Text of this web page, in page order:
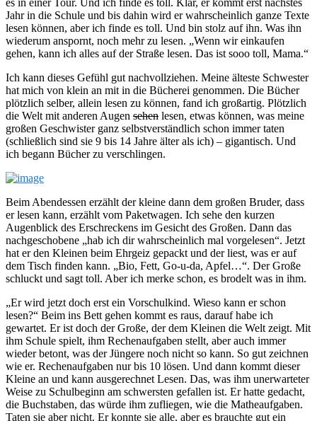
es in einer Tour. Und ich finde es toll. Klar, er kommt erst nächstes
Jahr in die Schule und bis dahin wird er wahrscheinlich ganze Texte
lesen können, aber ich finde es toll. Und bin stolz auf ihn. Was ihn
wiederum anspornt, noch mehr zu lesen. „Wenn wir einkaufen
gehen, kann ich alles auf der Straße lesen. Das ist sooo toll, Mama.“
Ich kann dieses Gefühl gut nachvollziehen. Meine älteste Schwester
hat mich von klein an mit in die Bücherei genommen. Die Bücher
plötzlich selber, allein lesen zu können, fand ich großartig. Plötzlich
die Welt mit anderen Augen sehen lesen, etwas können, was meine
großen Geschwister ganz selbstverständlich schon immer taten
(schließlich sind sie 9 bis 14 Jahre älter als ich) – gigantisch. Und
ich begann Bücher zu verschlingen.
Beim Abendessen erzählt der kleine dann dem großen Bruder, dass
er lesen kann, erzählt vom Paketwagen. Ich sehe den kurzen
Augenblick des Erschreckens im Gesicht des Großen. Dann das
nachgeschobene „hab ich dir wahrscheinlich mal vorgelesen“. Jetzt
hat er den Kleinen beim Ehrgeiz gepackt und der liest, was er auf
dem Tisch finden kann. „Bio, Fett, Go-u-da, Apfel…“. Der Große
schluckt und sagt toll. Aber ich merke schon, es brodelt was in ihm.
„Er wird jetzt doch erst ein Vorschulkind. Wieso kann er schon
lesen?“ Beim ins Bett gehen kommt es raus, darauf habe ich
gewartet. Er ist doch der Große, der dem Kleinen die Welt zeigt. Mit
ihm Schule spielt, ihm Rechenaufgaben stellt, aber auch immer
wieder betont, was der Jüngere noch nicht so kann. So gut zeichnen
wie er. Rechenaufgaben nur bis 10 lösen. Und dann kommt dieser
Kleine an und kann ausgerechnet Lesen. Das, was ihm unerwarteter
Weise zu Schulbeginn am schwersten gefallen ist. Er hatte gedacht,
die Buchstaben, das würde ihm zufliegen, wie die Matheaufgaben.
Taten sie aber nicht. Er konnte sie alle, aber es brauchte gut ein